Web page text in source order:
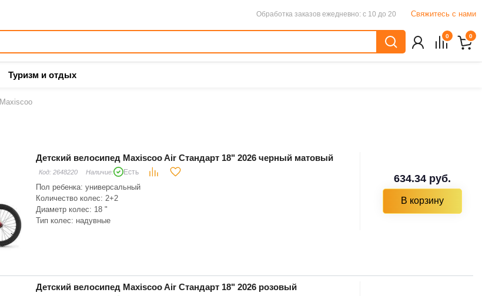
Обработка заказовежедневно: с 10 до 20 Свяжитесь с нами
0 0
Туризм и отдых
Maxiscoo
Детский велосипед Maxiscoo Air Стандарт 18" 2026 черный матовый
Код: 2648220 Наличие: Есть
Пол ребенка: универсальный
Количество колес: 2+2
Диаметр колес: 18 "
Тип колес: надувные
634.34 руб.
В корзину
Детский велосипед Maxiscoo Air Стандарт 18" 2026 розовый